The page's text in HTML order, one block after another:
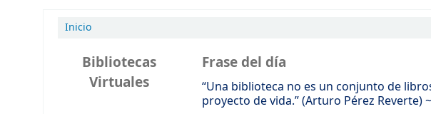
Inicio
Bibliotecas
Virtuales
Frase del día
“Una biblioteca no es un conjunto de
proyecto de vida.” (Arturo Pérez Reverte)~